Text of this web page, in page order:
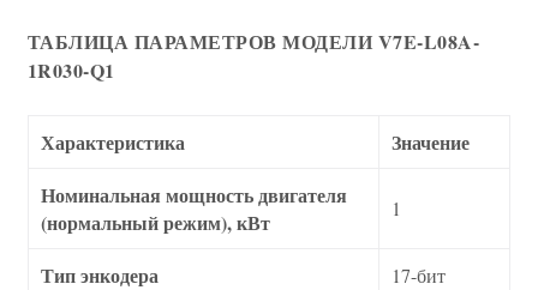
ТАБЛИЦА ПАРАМЕТРОВ МОДЕЛИ V7E-L08A-
1R030-Q1
Характеристика
Значение
Номинальная мощность двигателя
(нормальный режим), кВт
1
Тип энкодера 17-бит